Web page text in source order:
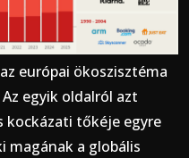
európai ökoszisztéma
egyik oldalról azt
tőkéje egyre
magának a globális